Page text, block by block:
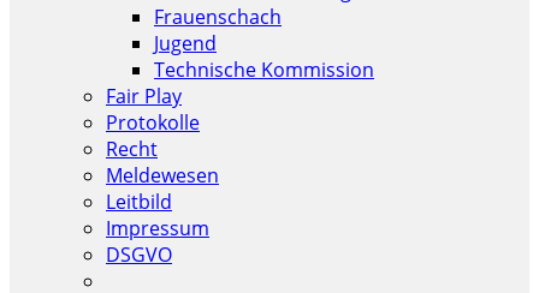
Frauenschach
Jugend
Technische Kommission
Fair Play
Protokolle
Recht
Meldewesen
Leitbild
Impressum
DSGVO